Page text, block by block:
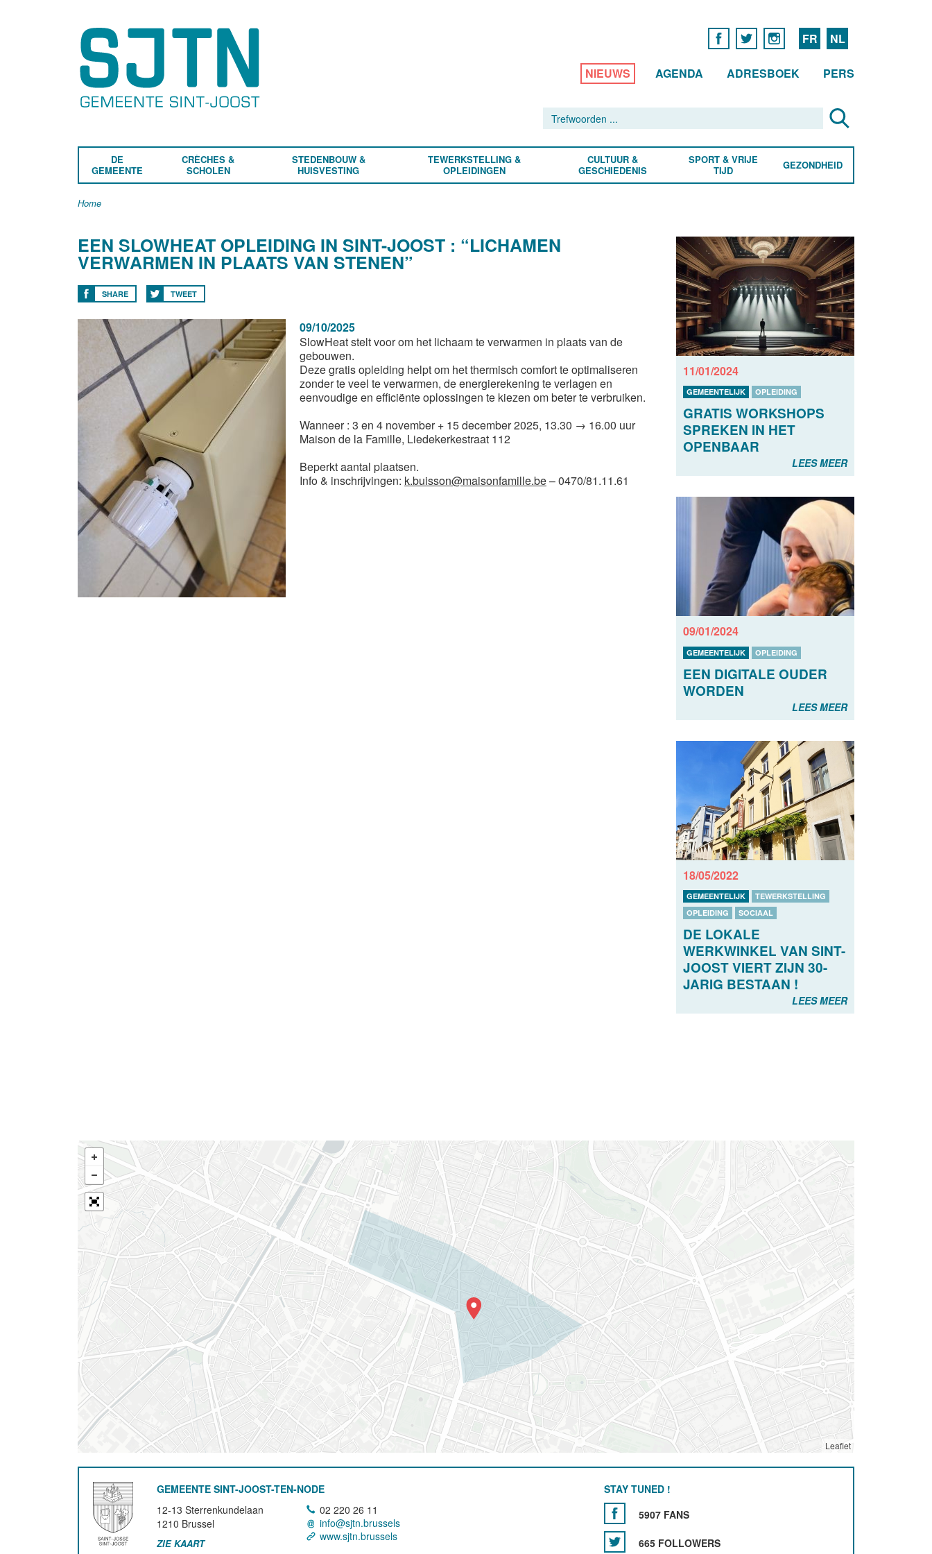
FR NL
NIEUWS AGENDA ADRESBOEK PERS
DE
GEMEENTE
CRÈCHES &
SCHOLEN
STEDENBOUW &
HUISVESTING
TEWERKSTELLING &
OPLEIDINGEN
CULTUUR &
GESCHIEDENIS
SPORT & VRIJE
TIJD
GEZONDHEID
Home
EEN SLOWHEAT OPLEIDING IN SINT-JOOST : “LICHAMEN
VERWARMEN IN PLAATS VAN STENEN”
SHARE TWEET
09/10/2025
SlowHeat stelt voor om het lichaam te verwarmen in plaats van de
gebouwen.
Deze gratis opleiding helpt om het thermisch comfort te optimaliseren
zonder te veel te verwarmen, de energierekening te verlagen en
eenvoudige en efficiënte oplossingen te kiezen om beter te verbruiken.
Wanneer : 3 en 4 november + 15 december 2025, 13.30 → 16.00 uur
Maison de la Famille, Liedekerkestraat 112
Beperkt aantal plaatsen.
Info & inschrijvingen: k.buisson@maisonfamille.be– 0470/81.11.61
11/01/2024
GEMEENTELIJK OPLEIDING
GRATIS WORKSHOPS
SPREKEN IN HET
OPENBAAR
LEES MEER
09/01/2024
GEMEENTELIJK OPLEIDING
EEN DIGITALE OUDER
WORDEN
LEES MEER
18/05/2022
GEMEENTELIJK
TEWERKSTELLING
OPLEIDING
SOCIAAL
DE LOKALE
WERKWINKEL VAN SINT-
JOOST VIERT ZIJN 30-
JARIG BESTAAN !
LEES MEER
Leaflet
GEMEENTE SINT-JOOST-TEN-NODE
12-13 Sterrenkundelaan
1210 Brussel
ZIE KAART
02 220 26 11
info@sjtn.brussels
www.sjtn.brussels
STAY TUNED !
5907 FANS
665 FOLLOWERS